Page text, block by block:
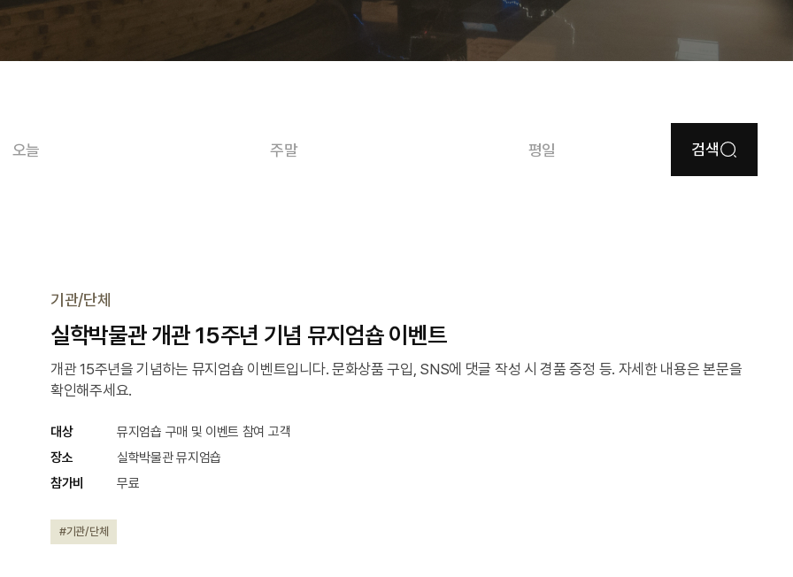
오늘 주말 평일 검색
기관/단체
실학박물관 개관 15주년 기념 뮤지엄숍 이벤트
개관 15주년을 기념하는 뮤지엄숍 이벤트입니다. 문화상품 구입, SNS에 댓글 작성 시 경품 증정 등. 자세한 내용은 본문을
확인해주세요.
대상
뮤지엄숍 구매 및 이벤트 참여 고객
장소
실학박물관 뮤지엄숍
참가비
무료
#기관/단체